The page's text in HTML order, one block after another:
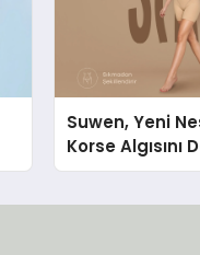
Suwen, Yeni
Korse Algısını